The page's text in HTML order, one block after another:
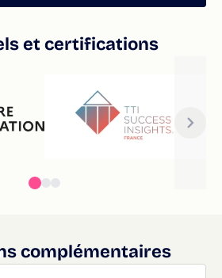
et certifications
complémentaires